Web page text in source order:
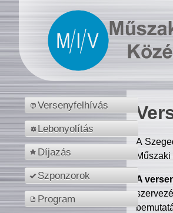
Versenyfelhívás
Lebonyolítás
Díjazás
Szponzorok
Program
A
A